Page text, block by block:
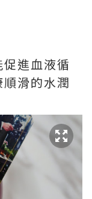
進血液循
滑的水潤